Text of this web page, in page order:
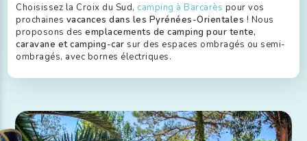
Choisissez la Croix du Sud, camping à Barcarès pour vos
prochaines vacances dans les Pyrénées-Orientales ! Nous
proposons desemplacements de camping pour tente,
caravane et camping-car sur des espaces ombragés ou semi-
ombragés, avec bornes électriques.